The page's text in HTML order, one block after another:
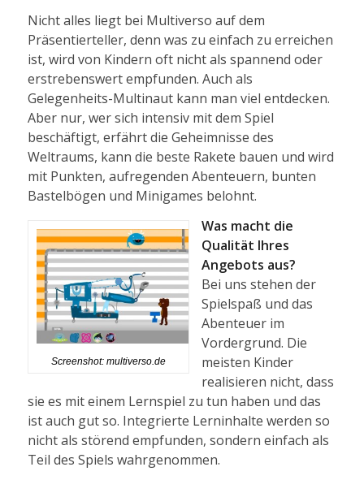
Nicht alles liegt bei Multiverso auf dem
Präsentierteller, denn was zu einfach zu erreichen
ist, wird von Kindern oft nicht als spannend oder
erstrebenswert empfunden. Auch als
Gelegenheits-Multinaut kann man viel entdecken.
Aber nur, wer sich intensiv mit dem Spiel
beschäftigt, erfährt die Geheimnisse des
Weltraums, kann die beste Rakete bauen und wird
mit Punkten, aufregenden Abenteuern, bunten
Bastelbögen und Minigames belohnt.
Screenshot: multiverso.de
Was macht die
Qualität Ihres
Angebots aus?
Bei uns stehen der
Spielspaß und das
Abenteuer im
Vordergrund. Die
meisten Kinder
realisieren nicht, dass
sie es mit einem Lernspiel zu tun haben und das
ist auch gut so. Integrierte Lerninhalte werden so
nicht als störend empfunden, sondern einfach als
Teil des Spiels wahrgenommen.